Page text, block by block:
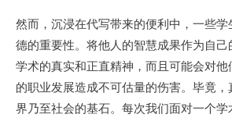
然而，沉浸在代写带来的便利中，一些
德的重要性。将他人的智慧成果作为自己
学术的真实和正直精神，而且可能会对
的职业发展造成不可估量的伤害。毕竟
界乃至社会的基石。每次我们面对一个